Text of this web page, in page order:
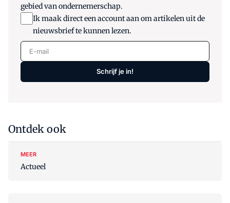
gebied van ondernemerschap.
Ik maak direct een account aan om artikelen uit de
nieuwsbrief te kunnen lezen.
E-mail
Schrijf je in!
Ontdek ook
MEER
Actueel